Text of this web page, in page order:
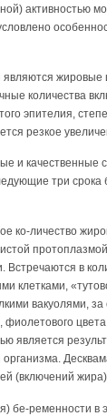
активностью
жировые
количества
эпителия,
резкое
и
три
ко-личество
в
вакуолями,
является
(включений
ременности в